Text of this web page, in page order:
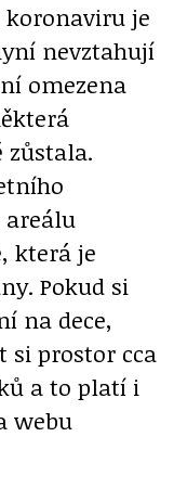
koronaviru je
nevztahují
omezena
zůstala.
areálu
která je
Pokud si
na dece,
si prostor cca
a to platí i
webu